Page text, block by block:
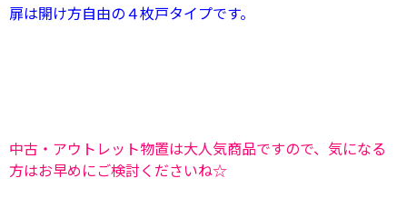
扉は開け方自由の４枚戸タイプです。
中古・アウトレット物置は大人気商品ですので、気になる
方はお早めにご検討くださいね☆